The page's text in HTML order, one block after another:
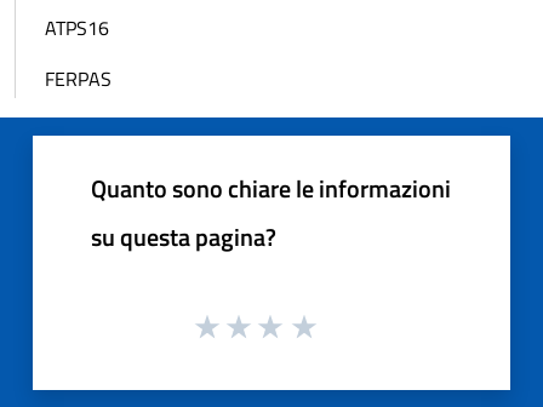
ATPS16
FERPAS
Quanto sono chiare le informazioni
su questa pagina?